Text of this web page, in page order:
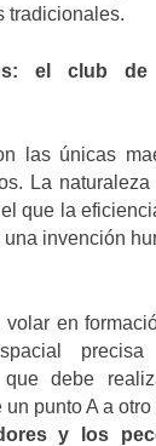
tradicionales.
el club de
las únicas
La
que la
invención
volar en
que debe
punto A a otro
y los